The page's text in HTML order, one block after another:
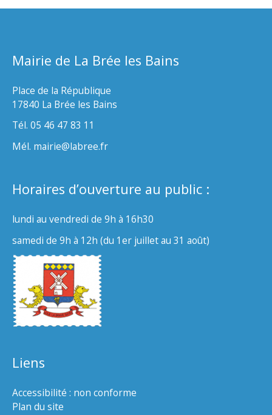
Mairie de La Brée les Bains
Place de la République
17840 La Brée les Bains
Tél. 05 46 47 83 11
Mél. mairie@labree.fr
Horaires d’ouverture au public :
lundi au vendredi de 9h à 16h30
samedi de 9h à 12h (du 1er juillet au 31 août)
Liens
Accessibilité : non conforme
Plan du site